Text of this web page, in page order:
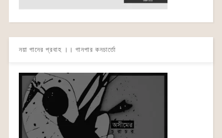
নয়া গানের প্রবাহ ।। গানপার কনচার্তো